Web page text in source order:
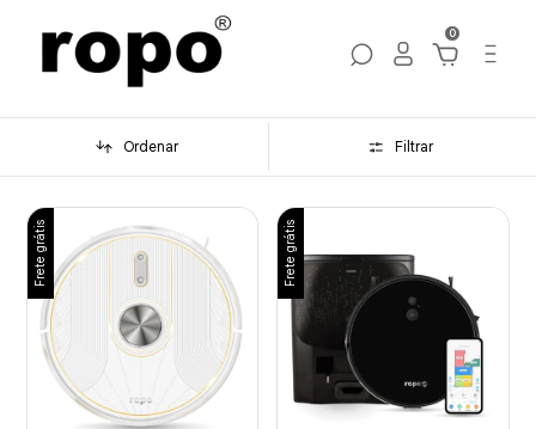
0
Ordenar Filtrar
Frete grátis Frete grátis